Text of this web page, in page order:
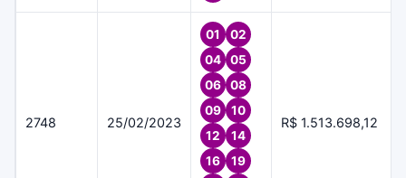
2748 25/02/2023
01
02
04
05
06
08
09
10
12
14
16
19
R$ 1.513.698,12